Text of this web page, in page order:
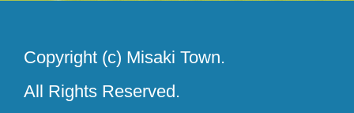
Copyright (c) Misaki Town.
All Rights Reserved.